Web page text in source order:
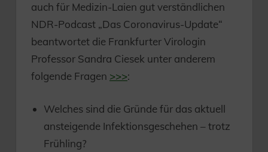
auch für Medizin-Laien gut verständlichen
NDR-Podcast „Das Coronavirus-Update“
beantwortet die Frankfurter Virologin
Professor Sandra Ciesek unter anderem
folgende Fragen >>>:
Welches sind die Gründe für das aktuell
ansteigende Infektionsgeschehen – trotz
Frühling?